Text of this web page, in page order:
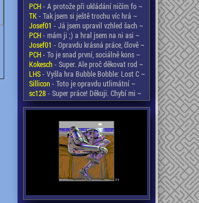
PCH- A protože při ukládání ničím fo ~
TK- Tak jsem si ještě trochu víc hrá ~
Josef01 - Já jsem upravil vzhled šach ~
PCH- mám ji ;) a hral jsem na ni asi ~
Josef01 - Opravdu krásná práce, člově ~
PCH- To je snad první, sociálně kons ~
Kokesch- Super. Ale proč děkovat rod ~
LHS- Vyšla hra Bubble Bobble: Lost C ~
Sillicon- Toto je opravdu utlimátní ~
sc128- Super práce! Děkuji. Chybí mi ~